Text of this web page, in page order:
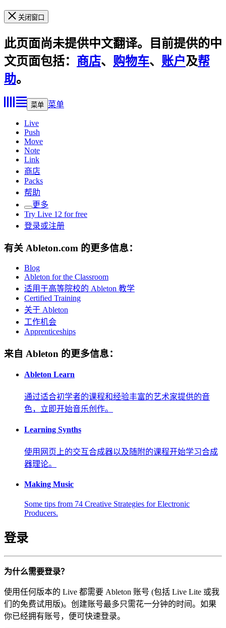
关闭窗口
此页面尚未提供中文翻译。目前提供的中
文页面包括： 商店、 购物车、 账户及帮
助。
菜单 菜单
Live
Push
Move
Note
Link
商店
Packs
帮助
更多
Try Live 12 for free
登录或注册
有关 Ableton.com 的更多信息：
Blog
Ableton for the Classroom
适用于高等院校的 Ableton 教学
Certified Training
关于 Ableton
工作机会
Apprenticeships
来自 Ableton 的更多信息：
Ableton Learn
通过适合初学者的课程和经验丰富的艺术家提供的音
色，立即开始音乐创作。
Learning Synths
使用网页上的交互合成器以及随附的课程开始学习合成
器理论。
Making Music
Some tips from 74 Creative Strategies for Electronic
Producers.
登录
为什么需要登录？
使用任何版本的 Live 都需要 Ableton 账号 (包括 Live Lite 或我
们的免费试用版)。创建账号最多只需花一分钟的时间。如果
你已经拥有账号，便可快速登录。